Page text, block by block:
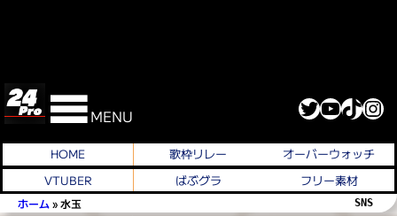
MENU Twitter YouTube TikTok Instagram
HOME 歌枠リレー
オーバーウォッチ
VTUBER
ばぶグラ フリー素材
ホーム »水玉 SNS